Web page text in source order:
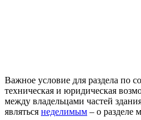
Важное условие для раздела по
техническая и юридическая
между владельцами частей
являться неделимым – о разделе